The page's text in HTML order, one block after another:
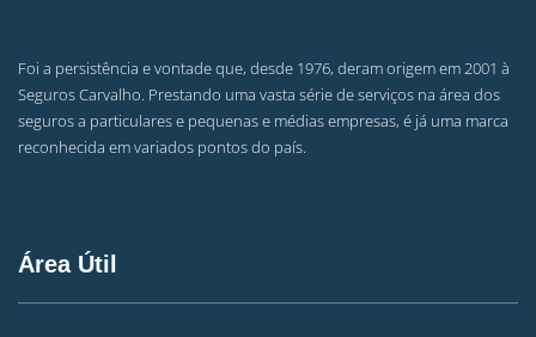
Foi a persistência e vontade que, desde 1976, deram origem em 2001 à
Seguros Carvalho. Prestando uma vasta série de serviços na área dos
seguros a particulares e pequenas e médias empresas, é já uma marca
reconhecida em variados pontos do país.
Área Útil